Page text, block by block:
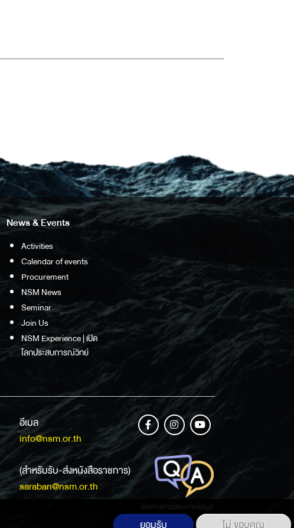
News & Events
Activities
Calendar of events
Procurement
NSM News
Seminar
Join Us
NSM Experience | เปิด
โลกประสบการณ์วิทย์
อีเมล
info@nsm.or.th
(สำหรับรับ-ส่งหนังสือราชการ)
saraban@nsm.or.th
ช่องทางการสอบถามข้อมูล
ยอมรับ ไม่ ขอบคุณ